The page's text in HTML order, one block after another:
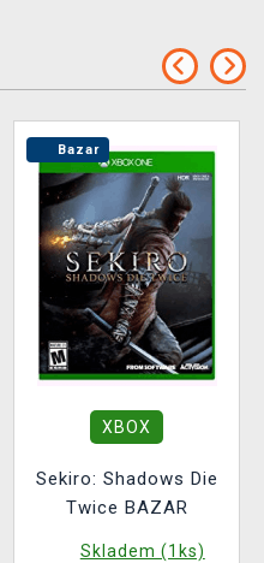
Bazar
XBOX
Sekiro: Shadows Die
Twice BAZAR
Skladem (1ks)